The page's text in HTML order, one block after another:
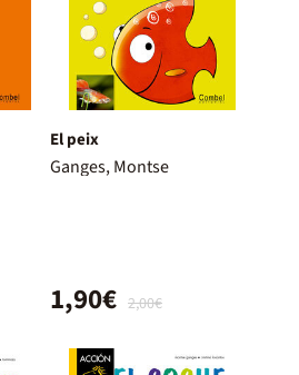
El peix
Ganges, Montse
2,00€
1,90€